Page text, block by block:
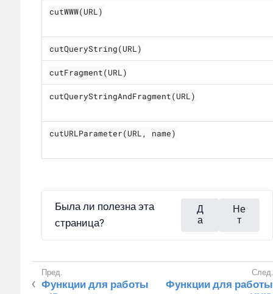
cutWWW(URL)
cutQueryString(URL)
cutFragment(URL)
cutQueryStringAndFragment(URL)
cutURLParameter(URL, name)
Была ли полезна эта
страница?
Д
а
Не
т
Функции для работы
Функции для работы